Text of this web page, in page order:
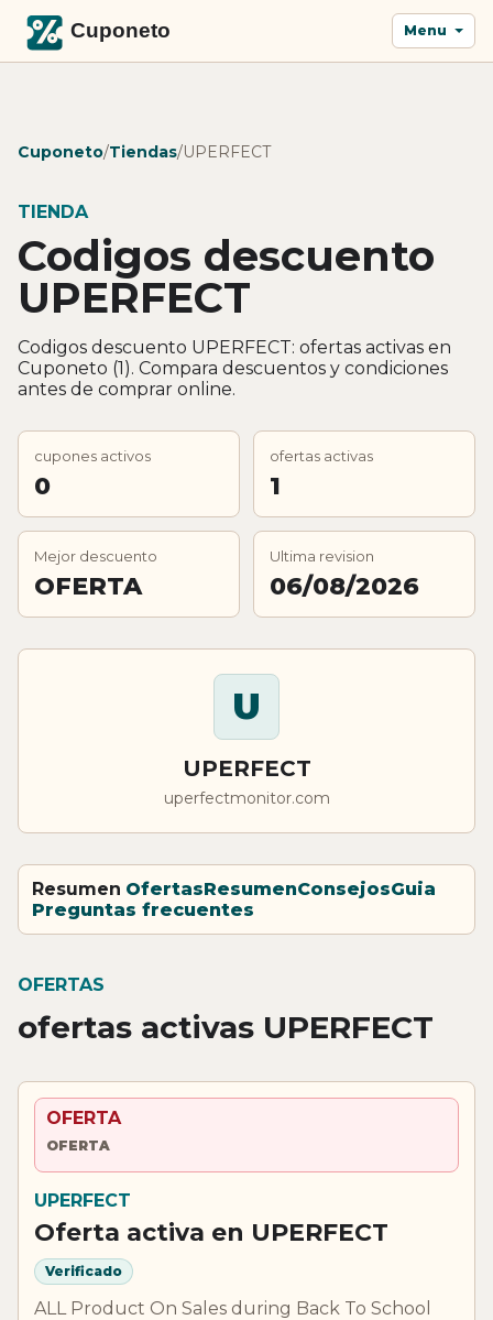
Menu
Cuponeto/Tiendas/UPERFECT
TIENDA
Codigos descuento
UPERFECT
Codigos descuento UPERFECT: ofertas activas en
Cuponeto (1). Compara descuentos y condiciones
antes de comprar online.
cupones activos
0
ofertas activas
1
Mejor descuento
OFERTA
Ultima revision
06/08/2026
U
UPERFECT
uperfectmonitor.com
Resumen OfertasResumenConsejosGuia
Preguntas frecuentes
OFERTAS
ofertas activas UPERFECT
OFERTA
OFERTA
UPERFECT
Oferta activa en UPERFECT
Verificado
ALL Product On Sales during Back To School